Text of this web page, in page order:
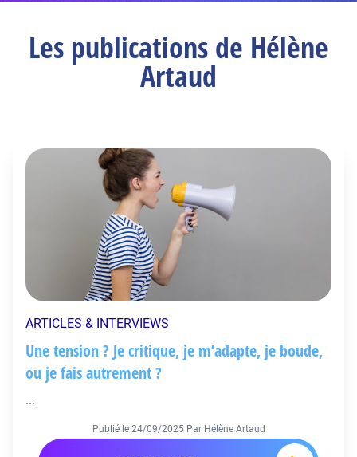
Les publications de Hélène
Artaud
ARTICLES & INTERVIEWS
Une tension ? Je critique, je m’adapte, je boude,
ou je fais autrement ?
...
Publié le 24/09/2025 Par Hélène Artaud